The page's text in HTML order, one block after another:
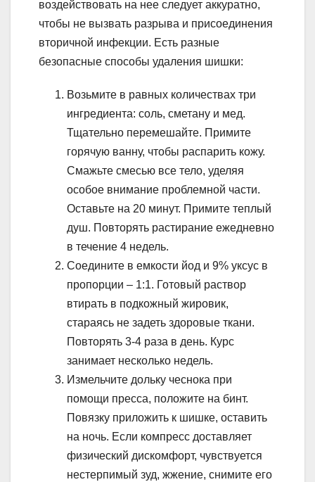
воздействовать на нее следует аккуратно,
чтобы не вызвать разрыва и присоединения
вторичной инфекции. Есть разные
безопасные способы удаления шишки:
Возьмите в равных количествах три
ингредиента: соль, сметану и мед.
Тщательно перемешайте. Примите
горячую ванну, чтобы распарить кожу.
Смажьте смесью все тело, уделяя
особое внимание проблемной части.
Оставьте на 20 минут. Примите теплый
душ. Повторять растирание ежедневно
в течение 4 недель.
Соедините в емкости йод и 9% уксус в
пропорции – 1:1. Готовый раствор
втирать в подкожный жировик,
стараясь не задеть здоровые ткани.
Повторять 3-4 раза в день. Курс
занимает несколько недель.
Измельчите дольку чеснока при
помощи пресса, положите на бинт.
Повязку приложить к шишке, оставить
на ночь. Если компресс доставляет
физический дискомфорт, чувствуется
нестерпимый зуд, жжение, снимите его